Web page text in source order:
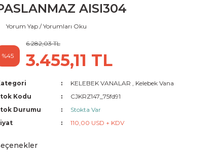
AISI304
Yorum Yap / Yorumları Oku
%45
6.282,03 TL
3.455,11 TL
KELEBEK VANALAR , Kelebek Vana
Kodu
CJKRZ147_75fd91
Durumu
Stokta Var
110,00 USD + KDV